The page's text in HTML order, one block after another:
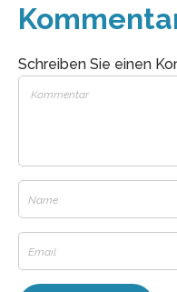
Schreiben Sie einen